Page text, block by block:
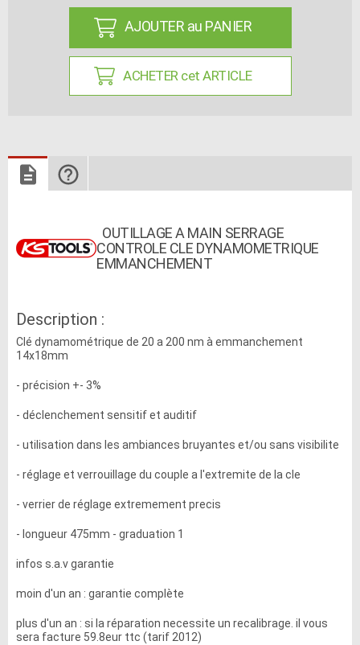
AJOUTER au PANIER
ACHETER cet ARTICLE
OUTILLAGE A MAIN SERRAGE
CONTROLE CLE DYNAMOMETRIQUE
EMMANCHEMENT
Description :
Clé dynamométrique de 20 a 200 nm à emmanchement
14x18mm
- précision +- 3%
- déclenchement sensitif et auditif
- utilisation dans les ambiances bruyantes et/ou sans visibilite
- réglage et verrouillage du couple a l'extremite de la cle
- verrier de réglage extremement precis
- longueur 475mm - graduation 1
infos s.a.v garantie
moin d'un an : garantie complète
plus d'un an : si la réparation necessite un recalibrage. il vous
sera facture 59.8eur ttc (tarif 2012)